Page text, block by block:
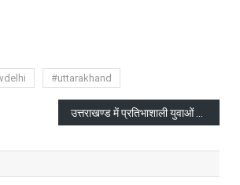
#uttarakhand